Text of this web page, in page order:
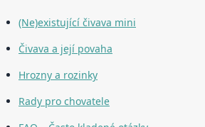
(Ne)existující čivava mini
Čivava a její povaha
Hrozny a rozinky
Rady pro chovatele